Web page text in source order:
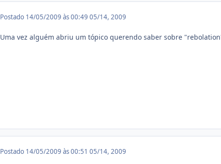
Postado 14/05/2009 às 00:49 05/14, 2009
Uma vez alguém abriu um tópico querendo saber sobre
Postado 14/05/2009 às 00:51 05/14, 2009